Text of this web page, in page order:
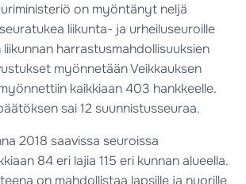
on myöntänyt neljä
liikunta- ja urheiluseuroille
harrastusmahdollisuuksien
myönnetään Veikkauksen
kaikkiaan 403 hankkeelle.
sai 12 suunnistusseuraa.
2018 saavissa seuroissa
84 eri lajia 115 eri kunnan alueella.
on mahdollistaa lapsille ja nuorille